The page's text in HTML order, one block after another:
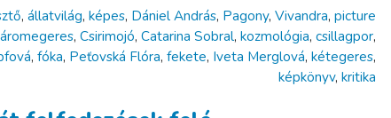
,állatvilág,képes, Dániel András, Pagony,Vivandra,picture
,Csirimojó,Catarina Sobral,kozmológia,csillagpor,
,fóka, Peťovská Flóra,fekete, Iveta Merglová,kétegeres,
képkönyv,kritika